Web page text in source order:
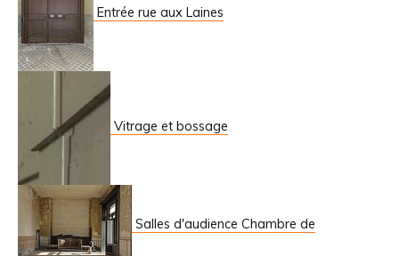
Entrée rue aux Laines
Vitrage et bossage
Salles d'audience Chambre de